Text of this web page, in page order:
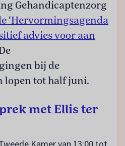
Gehandicaptenzorg
‘Hervormingsagenda
advies voor aan
in een nieuw tabblad)
bij de
lopen tot half juni.
met Ellis ter